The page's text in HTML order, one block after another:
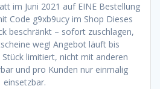
im Juni 2021 auf EINE Bestellung
Code g9xb9ucy im Shop Dieses
beschränkt – sofort zuschlagen,
weg! Angebot läuft bis
limitiert, nicht mit anderen
und pro Kunden nur einmalig
einsetzbar.